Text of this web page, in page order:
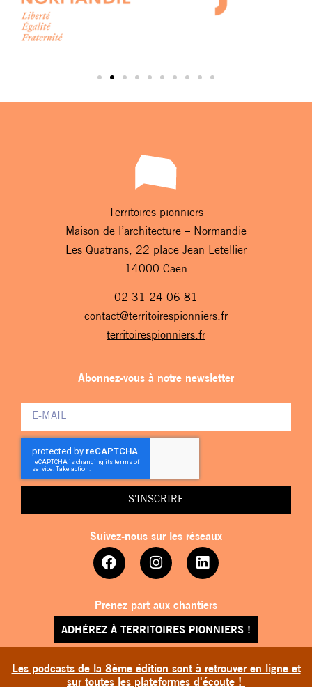
Les podcasts de la 8ème édition sont à retrouver en ligne et
sur toutes les plateformes d'écoute !
Territoires pionniers
Maison de l’architecture – Normandie
Les Quatrans, 22 place Jean Letellier
14000 Caen
02 31 24 06 81
contact@territoirespionniers.fr
territoirespionniers.fr
Abonnez-vous à notre newsletter
S'INSCRIRE
Suivez-nous sur les réseaux
Prenez part aux chantiers
ADHÉREZ À TERRITOIRES PIONNIERS !